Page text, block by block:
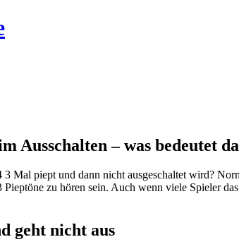
Ausschalten – was bedeutet
3 Mal piept und dann nicht ausgeschaltet wird?
zu hören sein. Auch wenn viele Spieler
geht nicht aus